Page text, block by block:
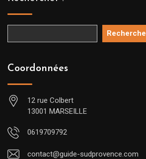
Coordonnées
12 rue Colbert
13001 MARSEILLE
0619709792
contact@guide-sudprovence.com